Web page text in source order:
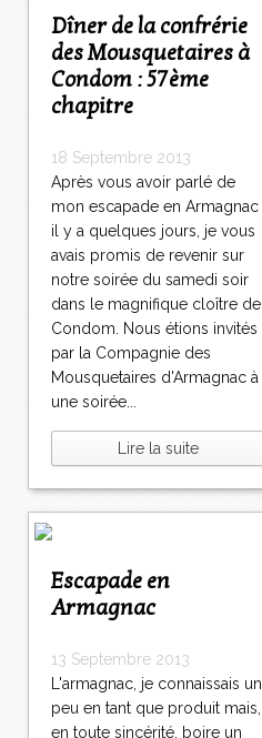
Dîner de la confrérie
des Mousquetaires à
Condom : 57ème
chapitre
18 Septembre 2013
Après vous avoir parlé de
mon escapade en Armagnac
il y a quelques jours, je vous
avais promis de revenir sur
notre soirée du samedi soir
dans le magnifique cloître de
Condom. Nous étions invités
par la Compagnie des
Mousquetaires d'Armagnac à
une soirée...
Lire la suite
Escapade en
Armagnac
13 Septembre 2013
L'armagnac, je connaissais un
peu en tant que produit mais,
en toute sincérité, boire un